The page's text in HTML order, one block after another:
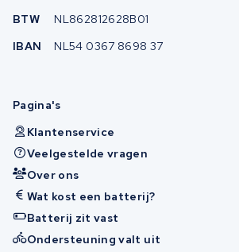
BTW
NL862812628B01
IBAN
NL54 0367 8698 37
Pagina's
Klantenservice
Veelgestelde vragen
Over ons
Wat kost een batterij?
Batterij zit vast
Ondersteuning valt uit